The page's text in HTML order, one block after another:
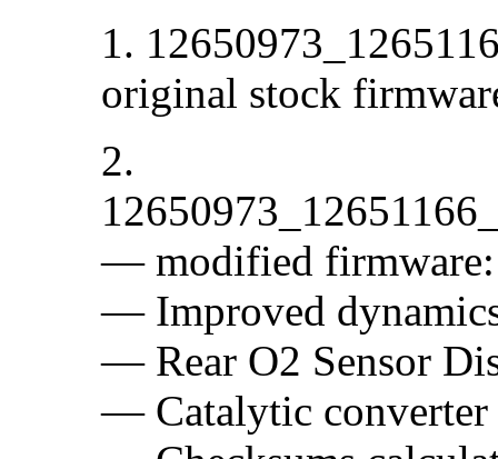
1.
original stock
2.
— modified firmware:
— Improved
— Rear O2 Sensor
— Catalytic converter